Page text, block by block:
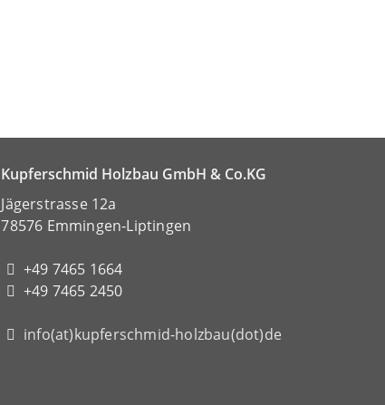
Kupferschmid Holzbau GmbH & Co.KG
Jägerstrasse 12a
78576 Emmingen-Liptingen
+49 7465 1664
+49 7465 2450
info(at)kupferschmid-holzbau(dot)de